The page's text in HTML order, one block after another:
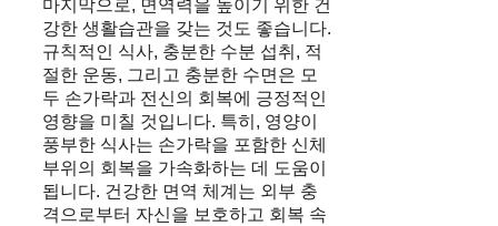
마지막으로, 면역력을 높이기 위한 건
강한 생활습관을 갖는 것도 좋습니다.
규칙적인 식사, 충분한 수분 섭취, 적
절한 운동, 그리고 충분한 수면은 모
두 손가락과 전신의 회복에 긍정적인
영향을 미칠 것입니다. 특히, 영양이
풍부한 식사는 손가락을 포함한 신체
부위의 회복을 가속화하는 데 도움이
됩니다. 건강한 면역 체계는 외부 충
격으로부터 자신을 보호하고 회복 속